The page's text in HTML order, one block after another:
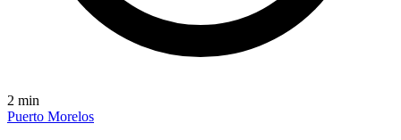
2 min
Puerto Morelos